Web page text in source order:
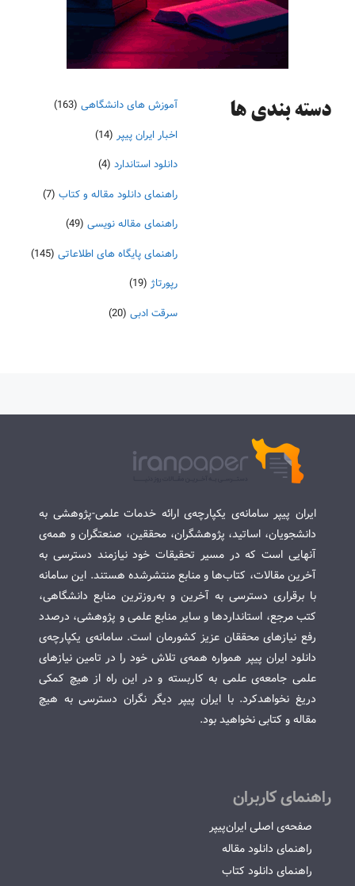
دسته‌ بندی ها آموزش های دانشگاهی (163)
اخبار ایران پیپر (14)
دانلود استاندارد (4)
راهنمای دانلود مقاله و کتاب (7)
راهنمای مقاله نویسی (49)
راهنمای پایگاه های اطلاعاتی (145)
رپورتاژ (19)
سرقت ادبی (20)
ایران پیپر سامانه‌ی یکپارچه‌ی ارائه خدمات علمی-پژوهشی به
دانشجویان، اساتید، پژوهشگران، محققین، صنعتگران و همه‌ی
آنهایی است که در مسیر تحقیقات خود نیازمند دسترسی به
آخرین مقالات، کتاب‌ها و منابع منتشرشده هستند. این سامانه
با برقراری دسترسی به آخرین و به‌روزترین منابع دانشگاهی،
کتب مرجع، استانداردها و سایر منابع علمی و پژوهشی، درصدد
رفع نیازهای محققان عزیز کشورمان است. سامانه‌ی یکپارچه‌ی
دانلود ایران پیپر همواره همه‌ی تلاش خود را در تامین نیازهای
علمی جامعه‌ی علمی به کاربسته و در این راه از هیچ کمکی
دریغ نخواهدکرد. با ایران پیپر دیگر نگران دسترسی به هیچ
مقاله و کتابی نخواهید بود.
راهنمای کاربران
صفحه‌ی اصلی ایران‌پیپر
راهنمای دانلود مقاله
راهنمای دانلود کتاب